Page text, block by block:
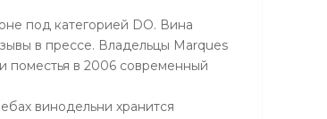
под категорией DO. Вина
в прессе. Владельцы Marques
поместья в 2006 современный
винодельни хранится